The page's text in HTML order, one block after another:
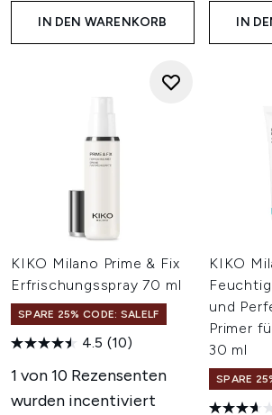
IN DEN WARENKORB IN
KIKO Milano Prime & Fix
Erfrischungsspray 70 ml
SPARE 25% CODE: SALELF
4.5 (10)
1 von 10 Rezensenten
wurden incentiviert
KIKO
und
Primer
30 ml
SPARE